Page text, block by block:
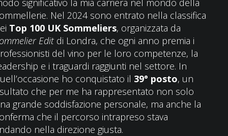
Nel 2024 sono entrato nella classifica
Top 100 UK Sommeliers, organizzata da
Edit di Londra, che ogni anno premia i
del vino per le loro competenze, la
e i traguardi raggiunti nel settore. In
ho conquistato il 39° posto, un
che per me ha rappresentato non solo
grande soddisfazione personale, ma anche la
che il percorso intrapreso stava
nella direzione giusta.